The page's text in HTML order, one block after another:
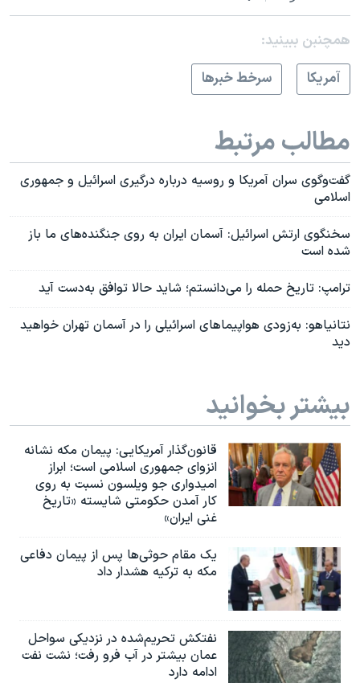
همچنبن ببینید:
آمريکا
سرخط خبرها
مطالب مرتبط
گفت‌وگوی سران آمریکا و روسیه درباره درگیری اسرائیل و جمهوری
اسلامی
سخنگوی ارتش اسرائیل: آسمان ایران به روی جنگنده‌های ما باز
شده است
ترامپ: تاریخ حمله را می‌دانستم؛ شاید حالا توافق به‌دست آید
نتانیاهو: به‌زودی هواپیماهای اسرائیلی را در آسمان تهران خواهید
دید
بیشتر بخوانید
قانون‌گذار آمریکایی: پیمان مکه نشانه
انزوای جمهوری اسلامی است؛ ابراز
امیدواری جو ویلسون نسبت به روی
کار آمدن حکومتی شایسته «تاریخ
غنی ایران»
یک مقام حوثی‌ها پس از پیمان دفاعی
مکه به ترکیه هشدار داد
نفتکش تحریم‌شده در نزدیکی سواحل
عمان بیشتر در آب فرو رفت؛ نشت نفت
ادامه دارد